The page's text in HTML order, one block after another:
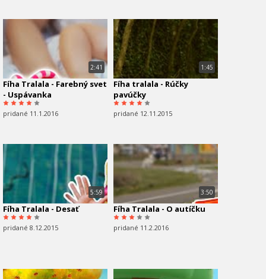
2:41
Fíha Tralala - Farebný svet
- Uspávanka
pridané 11.1.2016
1:45
Fíha tralala - Rúčky
pavúčky
pridané 12.11.2015
5:59
Fíha Tralala - Desať
pridané 8.12.2015
3:50
Fíha Tralala - O autíčku
pridané 11.2.2016